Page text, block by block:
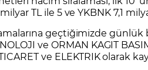
TL ile 5 ve YKBNK 7,1
geçtiğimizde günlük
ve ORMAN KAGIT
ve ELEKTRIK olarak